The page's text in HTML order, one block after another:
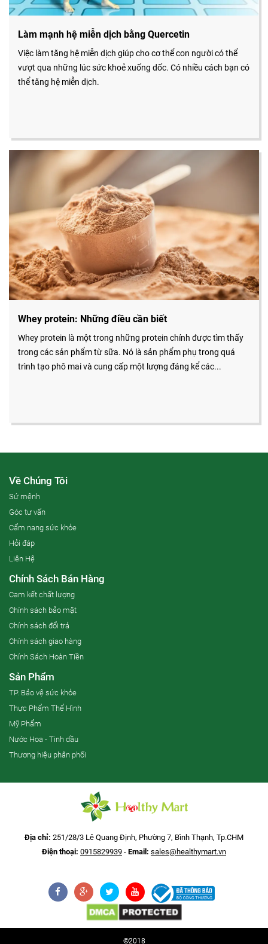
Làm mạnh hệ miễn dịch bằng Quercetin
Việc làm tăng hệ miễn dịch giúp cho cơ thể con người có thể
vượt qua những lúc sức khoẻ xuống dốc. Có nhiều cách bạn có
thể tăng hệ miễn dịch.
Whey protein: Những điều cần biết
Whey protein là một trong những protein chính được tìm thấy
trong các sản phẩm từ sữa. Nó là sản phẩm phụ trong quá
trình tạo phô mai và cung cấp một lượng đáng kể các...
Về Chúng Tôi
Sứ mệnh
Góc tư vấn
Cẩm nang sức khỏe
Hỏi đáp
Liên Hệ
Chính Sách Bán Hàng
Cam kết chất lượng
Chính sách bảo mật
Chính sách đổi trả
Chính sách giao hàng
Chính Sách Hoàn Tiền
Sản Phẩm
TP. Bảo vệ sức khỏe
Thực Phẩm Thể Hình
Mỹ Phẩm
Nước Hoa - Tinh dầu
Thương hiệu phân phối
Địa chỉ: 251/28/3 Lê Quang Định, Phường 7, Bình Thạnh, Tp.CHM
Điện thoại: 0915829939 - Email: sales@healthymart.vn
©2018